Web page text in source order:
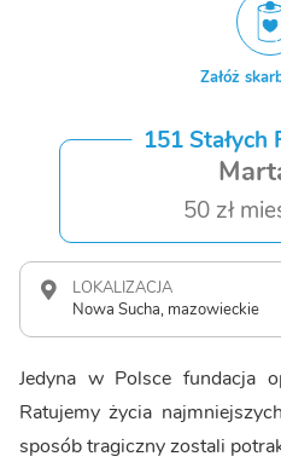
Załóż
151 Stałych
50 zł
LOKALIZACJA
Nowa Sucha, mazowieckie
Jedyna w Polsce fundacja
Ratujemy życia
sposób tragiczny zostali